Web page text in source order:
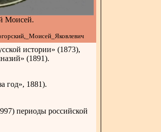
Моисей.
истории» (1873),
(1891).
год», 1881).
периоды российской